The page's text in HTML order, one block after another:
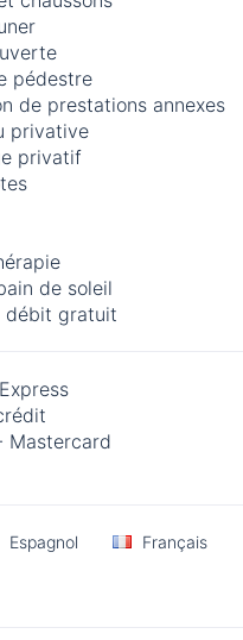
pédestre
de prestations annexes
privative
privatif
de soleil
débit gratuit
Mastercard
Espagnol Français